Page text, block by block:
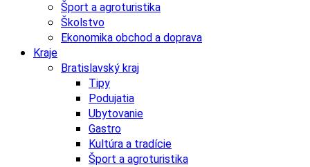
Šport a agroturistika
Školstvo
Ekonomika obchod a doprava
Kraje
Bratislavský kraj
Tipy
Podujatia
Ubytovanie
Gastro
Kultúra a tradície
Šport a agroturistika